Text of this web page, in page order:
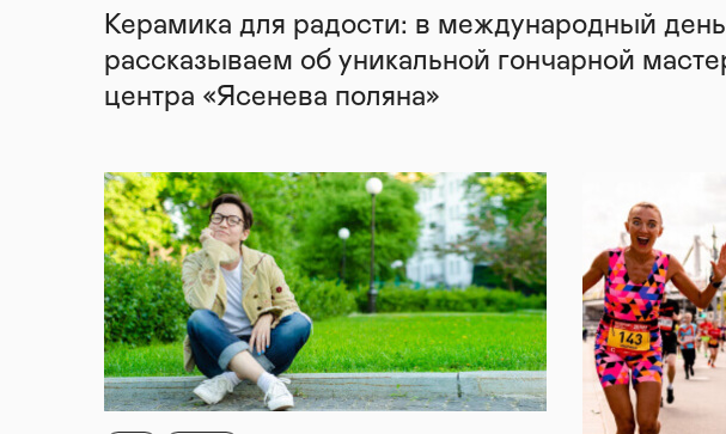
Керамика для радости: в международный день
рассказываем об уникальной гончарной
центра «Ясенева поляна»